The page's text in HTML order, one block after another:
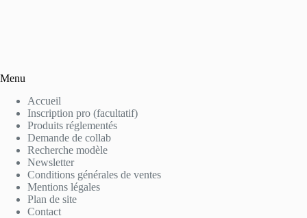
Menu
Accueil
Inscription pro (facultatif)
Produits réglementés
Demande de collab
Recherche modèle
Newsletter
Conditions générales de ventes
Mentions légales
Plan de site
Contact